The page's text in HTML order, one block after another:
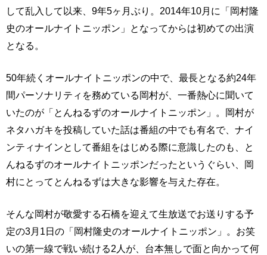
して乱入して以来、9年5ヶ月ぶり。2014年10月に「岡村隆
史のオールナイトニッポン」となってからは初めての出演
となる。
50年続くオールナイトニッポンの中で、最長となる約24年
間パーソナリティを務めている岡村が、一番熱心に聞いて
いたのが「とんねるずのオールナイトニッポン」。岡村が
ネタハガキを投稿していた話は番組の中でも有名で、ナイ
ンティナインとして番組をはじめる際に意識したのも、と
んねるずのオールナイトニッポンだったというぐらい、岡
村にとってとんねるずは大きな影響を与えた存在。
そんな岡村が敬愛する石橋を迎えて生放送でお送りする予
定の3月1日の「岡村隆史のオールナイトニッポン」。お笑
いの第一線で戦い続ける2人が、台本無しで面と向かって何